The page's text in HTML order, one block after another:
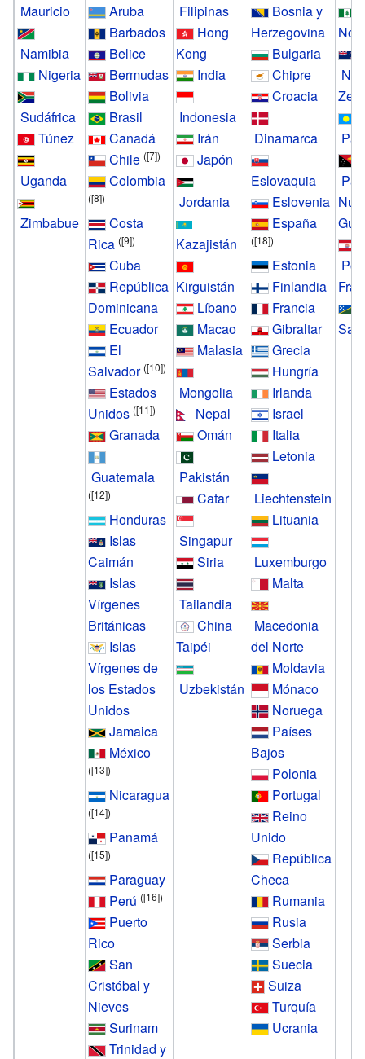
Mauricio
Namibia
Nigeria
Sudáfrica
Túnez
Uganda
Zimbabue
Aruba
Barbados
Belice
Bermudas
Bolivia
Brasil
Canadá
Chile ([7])
Colombia
([8])
Costa
Rica ([9])
Cuba
República
Dominicana
Ecuador
El
Salvador ([10])
Estados
Unidos ([11])
Granada
Guatemala
([12])
Honduras
Islas
Caimán
Islas
Vírgenes
Británicas
Islas
Vírgenes de
los Estados
Unidos
Jamaica
México
([13])
Nicaragua
([14])
Panamá
([15])
Paraguay
Perú ([16])
Puerto
Rico
San
Cristóbal y
Nieves
Surinam
Trinidad y
Filipinas
Hong
Kong
India
Indonesia
Irán
Japón
Jordania
Kazajistán
Kirguistán
Líbano
Macao
Malasia
Mongolia
Nepal
Omán
Pakistán
Catar
Singapur
Siria
Tailandia
China
Taipéi
Uzbekistán
Bosnia y
Herzegovina
Bulgaria
Chipre
Croacia
Dinamarca
Eslovaquia
Eslovenia
España
([18])
Estonia
Finlandia
Francia
Gibraltar
Grecia
Hungría
Irlanda
Israel
Italia
Letonia
Liechtenstein
Lituania
Luxemburgo
Malta
Macedonia
del Norte
Moldavia
Mónaco
Noruega
Países
Bajos
Polonia
Portugal
Reino
Unido
República
Checa
Rumania
Rusia
Serbia
Suecia
Suiza
Turquía
Ucrania